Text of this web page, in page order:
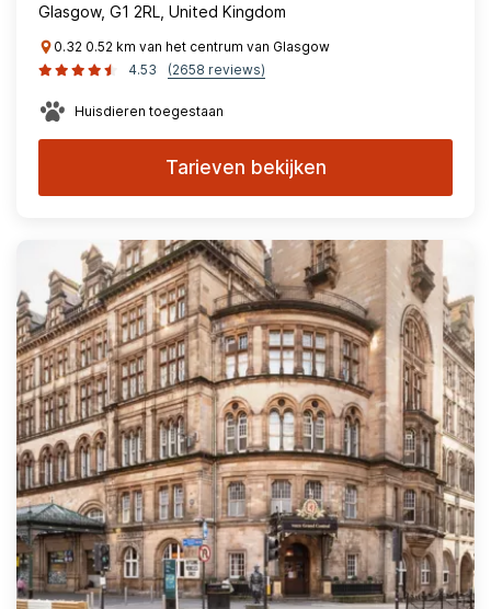
Glasgow, G1 2RL, United Kingdom
0.32 0.52 km van het centrum van Glasgow
4.53
(2658 reviews)
Huisdieren toegestaan
Tarieven bekijken